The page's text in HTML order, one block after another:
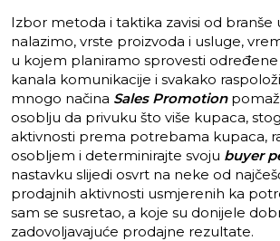
Izbor metoda i taktika zavisi od branše
nalazimo, vrste proizvoda i usluge,
u kojem planiramo sprovesti određene
kanala komunikacije i svakako
mnogo načina Sales Promotion
osoblju da privuku što više kupaca,
aktivnosti prema potrebama kupaca,
osobljem i determinirajte svoju buyer
nastavku slijedi osvrt na neke od
prodajnih aktivnosti usmjerenih ka
sam se susretao, a koje su donijele
zadovoljavajuće prodajne rezultate.